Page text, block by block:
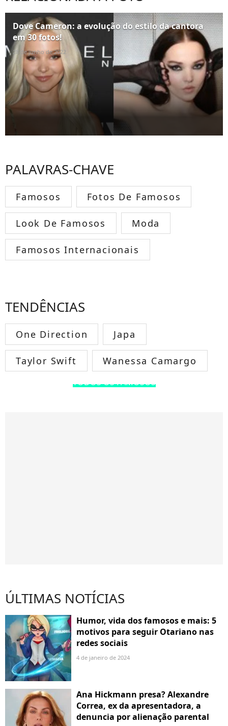
Dove Cameron: a evolução do estilo da cantora
em 30 fotos!
28 de junho de 2022
PALAVRAS-CHAVE
Famosos Fotos De Famosos
Look De Famosos Moda
Famosos Internacionais
TENDÊNCIAS
One Direction Japa
Taylor Swift Wanessa Camargo
TODOS OS FAMOSOS
ÚLTIMAS NOTÍCIAS
Humor, vida dos famosos e mais: 5
motivos para seguir Otariano nas
redes sociais
4 de janeiro de 2024
Ana Hickmann presa? Alexandre
Correa, ex da apresentadora, a
denuncia por alienação parental